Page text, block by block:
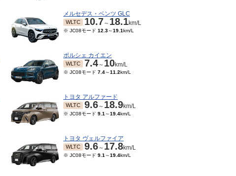
メルセデス・ベンツ GLC
WLTC 10.7～ 18.1km/L
※ JC08モード 12.3～19.1km/L
ポルシェ カイエン
WLTC 7.4～ 10km/L
※ JC08モード 7.4～11.2km/L
トヨタ アルファード
WLTC 9.6～ 18.9km/L
※ JC08モード 9.1 ～19.4km/L
トヨタ ヴェルファイア
WLTC 9.6～ 17.8km/L
※ JC08モード 9.1 ～19.4km/L